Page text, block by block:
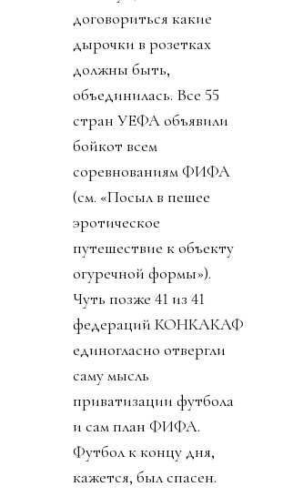
договориться какие
дырочки в розетках
должны быть,
объединилась. Все 55
стран УЕФА объявили
бойкот всем
соревнованиям ФИФА
(см. «Посыл в пешее
эротическое
путешествие к объекту
огуречной формы»).
Чуть позже 41 из 41
федераций КОНКАКАФ
единогласно отвергли
саму мысль
приватизации футбола
и сам план ФИФА.
Футбол к концу дня,
кажется, был спасен.